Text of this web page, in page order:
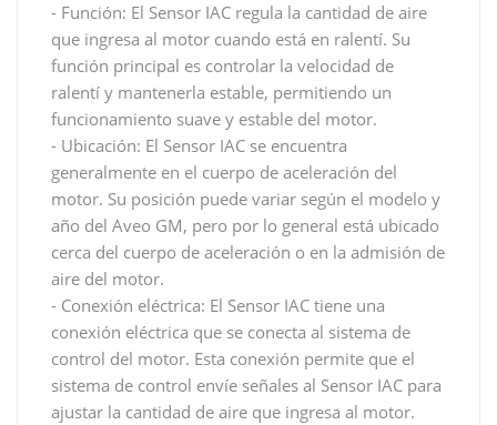
- Función: El Sensor IAC regula la cantidad de aire
que ingresa al motor cuando está en ralentí. Su
función principal es controlar la velocidad de
ralentí y mantenerla estable, permitiendo un
funcionamiento suave y estable del motor.
- Ubicación: El Sensor IAC se encuentra
generalmente en el cuerpo de aceleración del
motor. Su posición puede variar según el modelo y
año del Aveo GM, pero por lo general está ubicado
cerca del cuerpo de aceleración o en la admisión de
aire del motor.
- Conexión eléctrica: El Sensor IAC tiene una
conexión eléctrica que se conecta al sistema de
control del motor. Esta conexión permite que el
sistema de control envíe señales al Sensor IAC para
ajustar la cantidad de aire que ingresa al motor.